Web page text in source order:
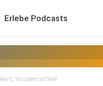
Erlebe Podcasts